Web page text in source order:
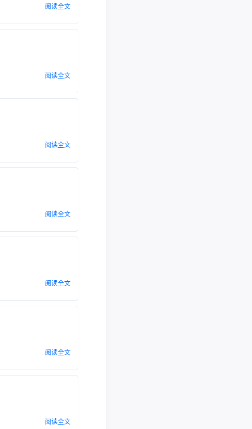
阅读全文
阅读全文
阅读全文
阅读全文
阅读全文
阅读全文
阅读全文